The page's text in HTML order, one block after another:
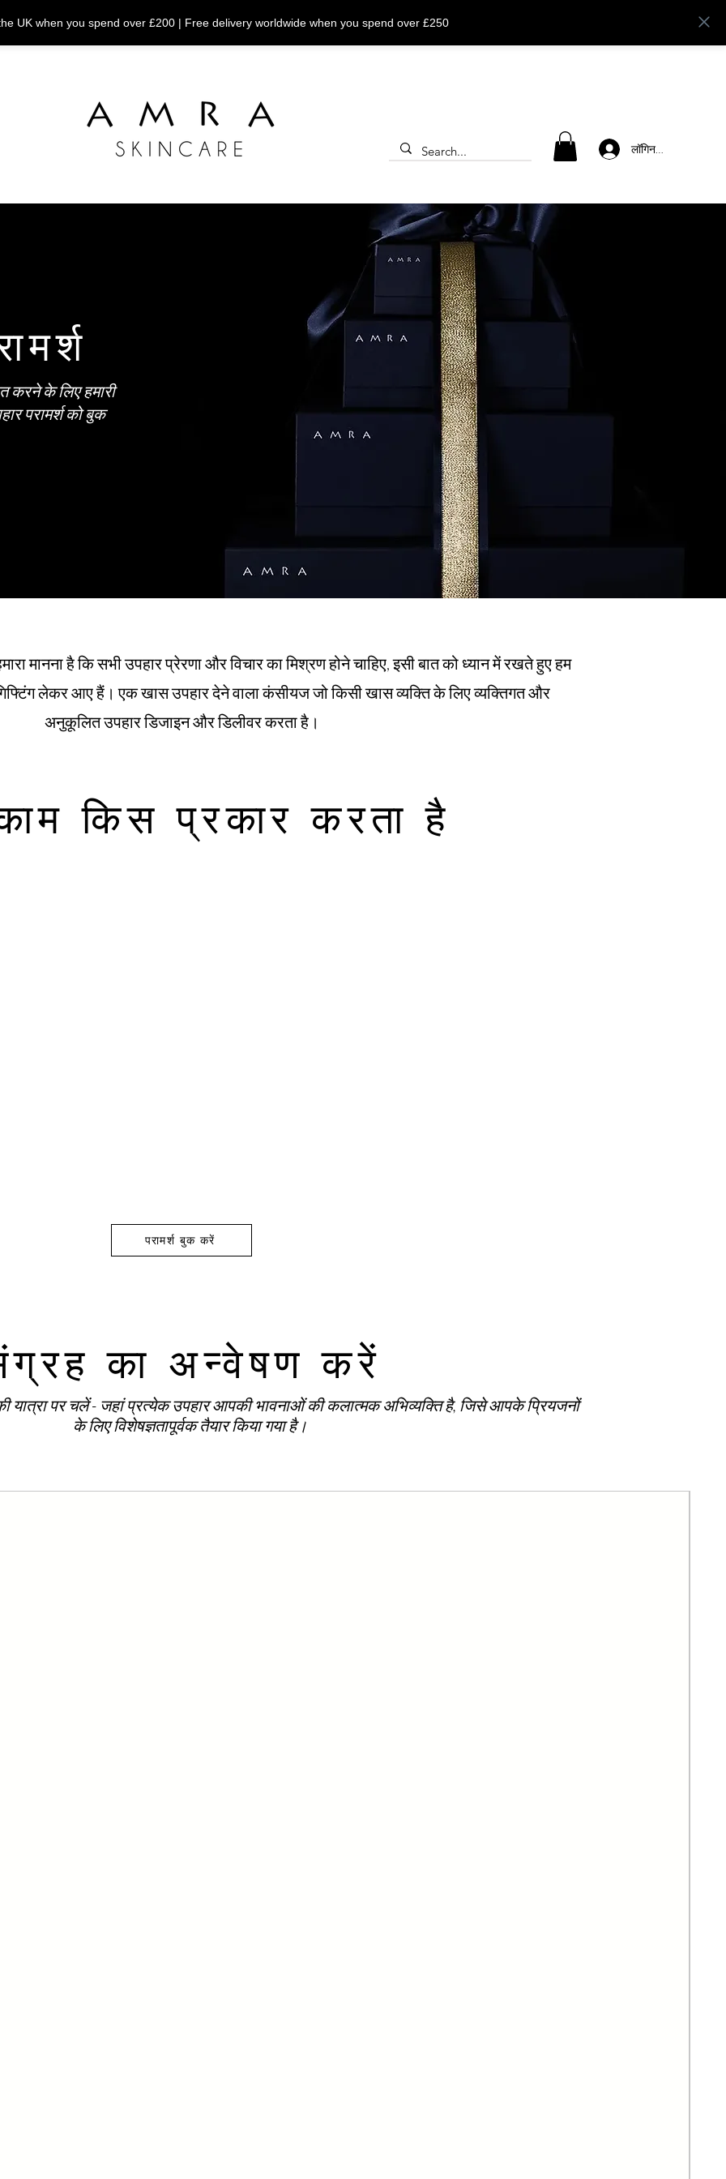
UK when you spend over £200 | Free delivery worldwide when you spend over £250
लॉगिन करें
करने के लिए हमारी
परामर्श को बुक
मानना है कि सभी उपहार प्रेरणा और विचार का मिश्रण होने चाहिए, इसी बात को ध्यान में रखते हुए हम
लेकर आए हैं। एक खास उपहार देने वाला कंसीयज जो किसी खास व्यक्ति के लिए व्यक्तिगत और
अनुकूलित उपहार डिजाइन और डिलीवर करता है।
किस प्रकार करता है
परामर्श बुक करें
का अन्वेषण करें
यात्रा पर चलें - जहां प्रत्येक उपहार आपकी भावनाओं की कलात्मक अभिव्यक्ति है, जिसे आपके प्रियजनों
के लिए विशेषज्ञतापूर्वक तैयार किया गया है।